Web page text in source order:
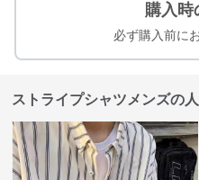
購入時
必ず購入前に
ストライプシャツメンズの